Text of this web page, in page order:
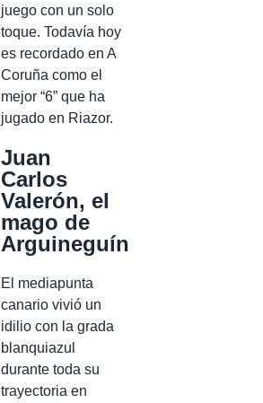
juego con un solo
toque. Todavía hoy
es recordado en A
Coruña como el
mejor “6” que ha
jugado en Riazor.
Juan
Carlos
Valerón, el
mago de
Arguineguín
El mediapunta
canario vivió un
idilio con la grada
blanquiazul
durante toda su
trayectoria en